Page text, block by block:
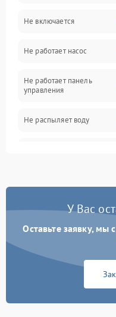
Нагрев
Вода
Гигиена
Программное
Не включается
Не работает насос
Не работает панель
управления
Не распыляет воду
Проблемы с набором
Не работает сушилка
Сбои в работе таймера
У Вас
Оставьте заявку,